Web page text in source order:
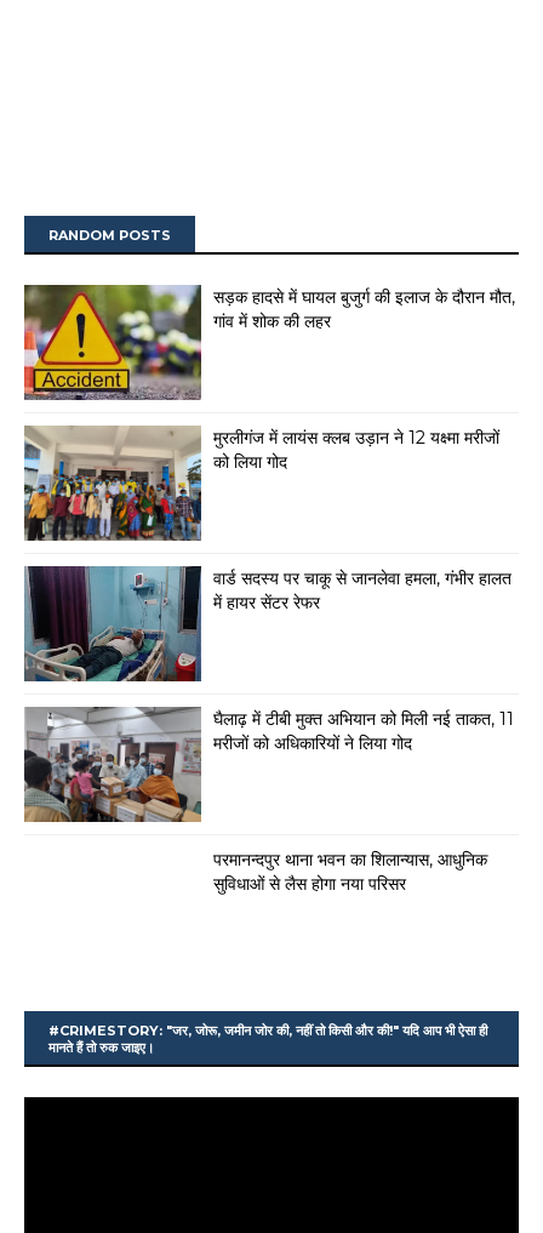
RANDOM POSTS
सड़क हादसे में घायल बुजुर्ग की इलाज के दौरान मौत,
गांव में शोक की लहर
मुरलीगंज में लायंस क्लब उड़ान ने 12 यक्ष्मा मरीजों
को लिया गोद
वार्ड सदस्य पर चाकू से जानलेवा हमला, गंभीर हालत
में हायर सेंटर रेफर
घैलाढ़ में टीबी मुक्त अभियान को मिली नई ताकत, 11
मरीजों को अधिकारियों ने लिया गोद
परमानन्दपुर थाना भवन का शिलान्यास, आधुनिक
सुविधाओं से लैस होगा नया परिसर
#CRIMESTORY: "जर, जोरू, जमीन जोर की, नहीं तो किसी और की!" यदि आप भी ऐसा ही
मानते हैं तो रुक जाइए।